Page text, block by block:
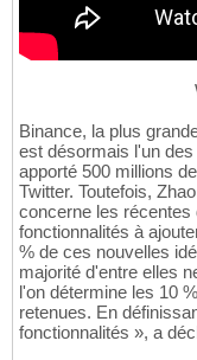
Binance, la plus
est désormais l'un
apporté 500 millions
Twitter. Toutefois,
concerne les
fonctionnalités à
% de ces nouvelles
majorité d'entre elles
l'on détermine les 10
retenues. En
fonctionnalités », a